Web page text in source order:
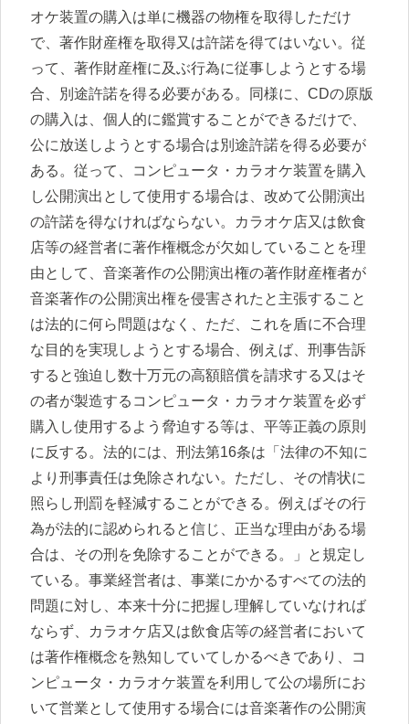
オケ装置の購入は単に機器の物権を取得しただけ
で、著作財産権を取得又は許諾を得てはいない。従
って、著作財産権に及ぶ行為に従事しようとする場
合、別途許諾を得る必要がある。同様に、CDの原版
の購入は、個人的に鑑賞することができるだけで、
公に放送しようとする場合は別途許諾を得る必要が
ある。従って、コンピュータ・カラオケ装置を購入
し公開演出として使用する場合は、改めて公開演出
の許諾を得なければならない。カラオケ店又は飲食
店等の経営者に著作権概念が欠如していることを理
由として、音楽著作の公開演出権の著作財産権者が
音楽著作の公開演出権を侵害されたと主張すること
は法的に何ら問題はなく、ただ、これを盾に不合理
な目的を実現しようとする場合、例えば、刑事告訴
すると強迫し数十万元の高額賠償を請求する又はそ
の者が製造するコンピュータ・カラオケ装置を必ず
購入し使用するよう脅迫する等は、平等正義の原則
に反する。法的には、刑法第16条は「法律の不知に
より刑事責任は免除されない。ただし、その情状に
照らし刑罰を軽減することができる。例えばその行
為が法的に認められると信じ、正当な理由がある場
合は、その刑を免除することができる。」と規定し
ている。事業経営者は、事業にかかるすべての法的
問題に対し、本来十分に把握し理解していなければ
ならず、カラオケ店又は飲食店等の経営者において
は著作権概念を熟知していてしかるべきであり、コ
ンピュータ・カラオケ装置を利用して公の場所にお
いて営業として使用する場合には音楽著作の公開演